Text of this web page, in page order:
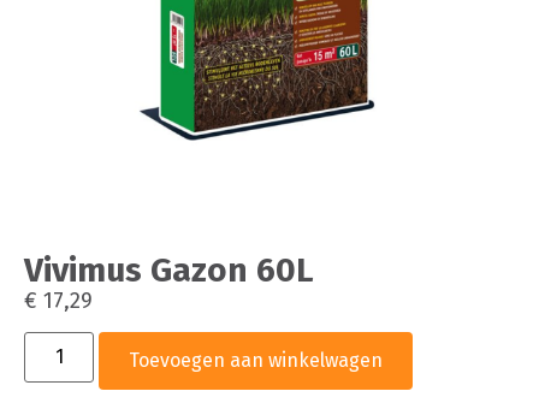
Vivimus Gazon 60L
€ 17,29
Toevoegen aan winkelwagen